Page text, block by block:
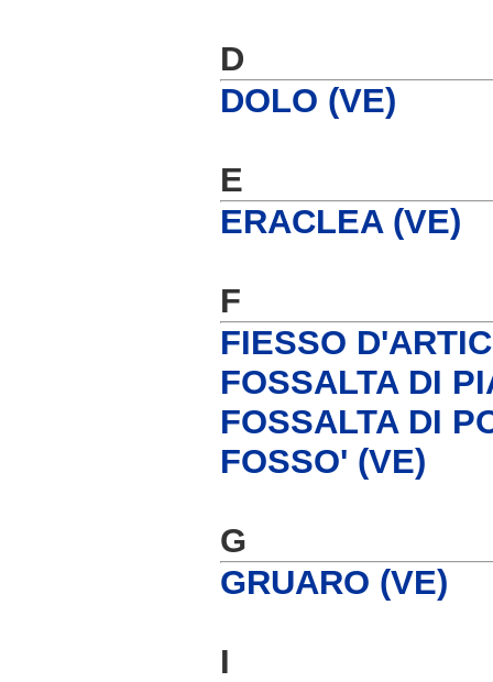
D
DOLO (VE)
E
ERACLEA (VE)
F
FIESSO
FOSSALTA DI
FOSSALTA DI
FOSSO' (VE)
G
GRUARO (VE)
I